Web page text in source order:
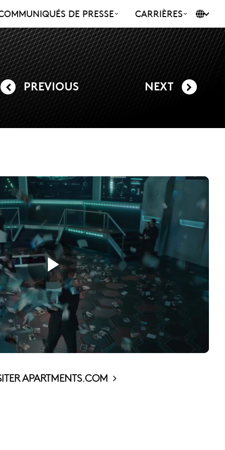
DE PRESSE CARRIÈRES
PREVIOUS NEXT
APARTMENTS.COM